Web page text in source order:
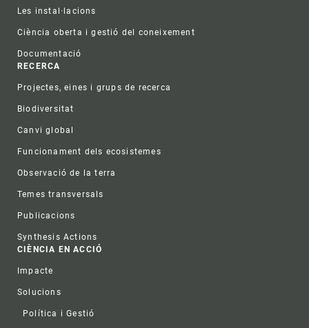
Les instal·lacions
Ciència oberta i gestió del coneixement
Documentació
RECERCA
Projectes, eines i grups de recerca
Biodiversitat
Canvi global
Funcionament dels ecosistemes
Observació de la terra
Temes transversals
Publicacions
Synthesis Actions
CIÈNCIA EN ACCIÓ
Impacte
Solucions
Política i Gestió